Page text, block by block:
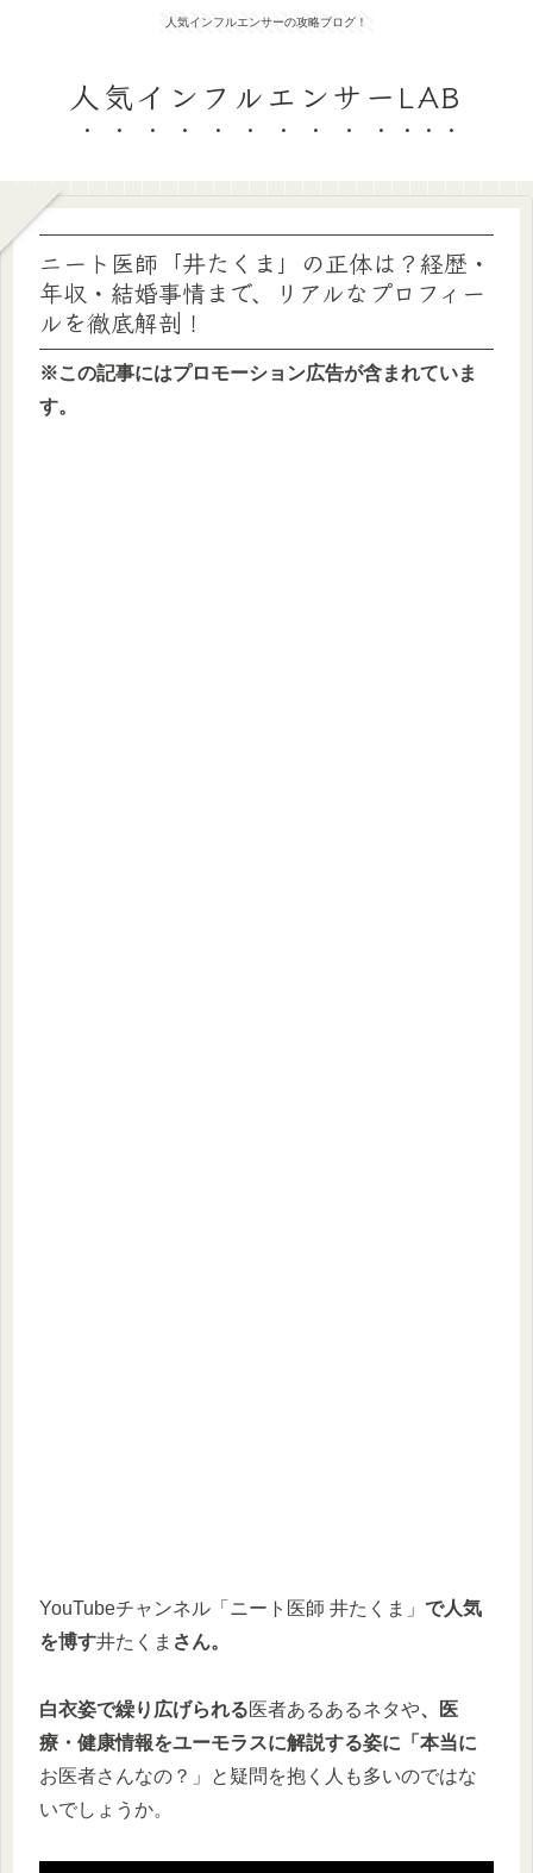
人気インフルエンサーの攻略ブログ！
人気インフルエンサーLAB
ニート医師「井たくま」の正体は？経歴・
年収・結婚事情まで、リアルなプロフィー
ルを徹底解剖！
※この記事にはプロモーション広告が含まれていま
す。
YouTubeチャンネル「ニート医師 井たくま」 で人気
を博す井たくま さん。
白衣姿で繰り広げられる医者あるあるネタや、医
療・健康情報をユーモラスに解説する姿に「本当に
お医者さんなの？」と疑問を抱く人も多いのではな
いでしょうか。